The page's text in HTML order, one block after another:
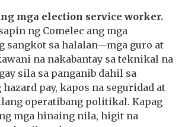
mga election service worker.
ng Comelec ang mga
sangkot sa halalan—mga guro at
na nakabantay sa teknikal na
sila sa panganib dahil sa
pay, kapos na seguridad at
operatibang politikal. Kapag
mga hinaing nila, higit na